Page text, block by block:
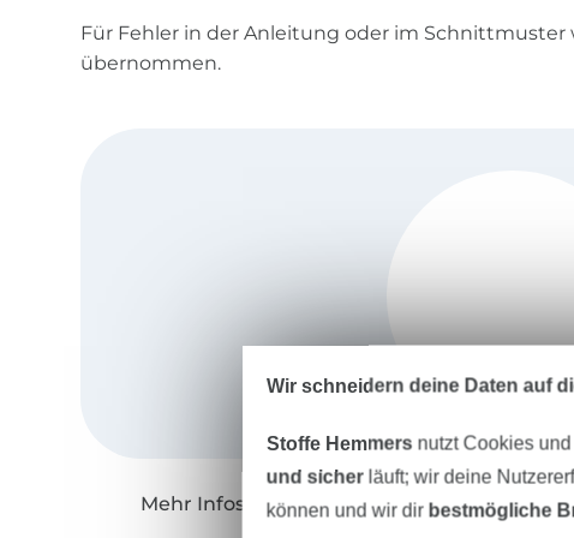
Für Fehler in der Anleitung oder im Schnittmuster
übernommen.
Mehr Infos zu "MamaMika"
Wir schneidern deine Daten auf
Stoffe Hemmers nutzt Cookies
und sicherläuft; wir deine
können und wir dir bestmögliche